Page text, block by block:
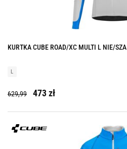
KURTKA CUBE ROAD/XC MULTI L NIE/SZA
L
629,99 473 zł